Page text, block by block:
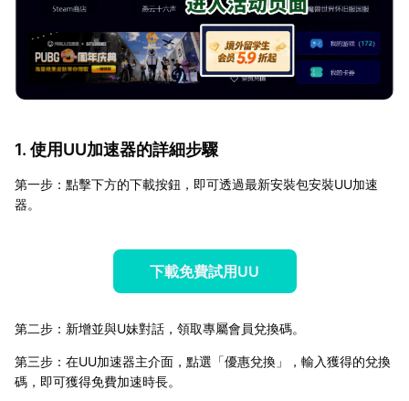
1. 使用UU加速器的詳細步驟
第一步：點擊下方的下載按鈕，即可透過最新安裝包安裝UU加速
器。
下載免費試用UU
第二步：新增並與U妹對話，領取專屬會員兌換碼。
第三步：在UU加速器主介面，點選「優惠兌換」，輸入獲得的兌換
碼，即可獲得免費加速時長。